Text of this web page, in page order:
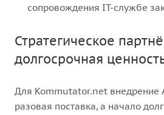
сопровождения IT-службе
Стратегическое
долгосрочная
Для Kommutator.net внедрение
разовая поставка, а начало